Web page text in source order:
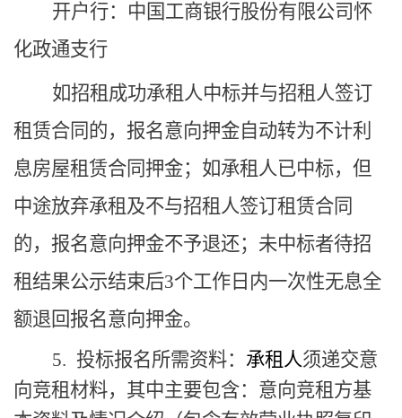
开户行：中国工商银行股份有限公司怀
化政通支行
如招租成功承租人中标并与招租人签订
租赁合同的， 报名意向押金自动转为不计利
息房屋租赁合同 押金； 如承租人已中标，但
中途放弃承租及不与招租人签订租赁合同
的，报名意向押金不予退还；未中标者待招
租结果公示结束后3个工作日内一次性无息全
额退回报名意向押金。
5. 投标报名所需资料： 承租人须递交意
向竞租材料， 其中主要包含：意向竞租方基